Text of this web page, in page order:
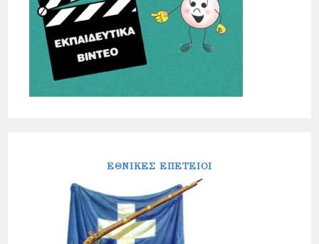
ΕΘΝΙΚΕΣ ΕΠΕΤΕΙΟΙ